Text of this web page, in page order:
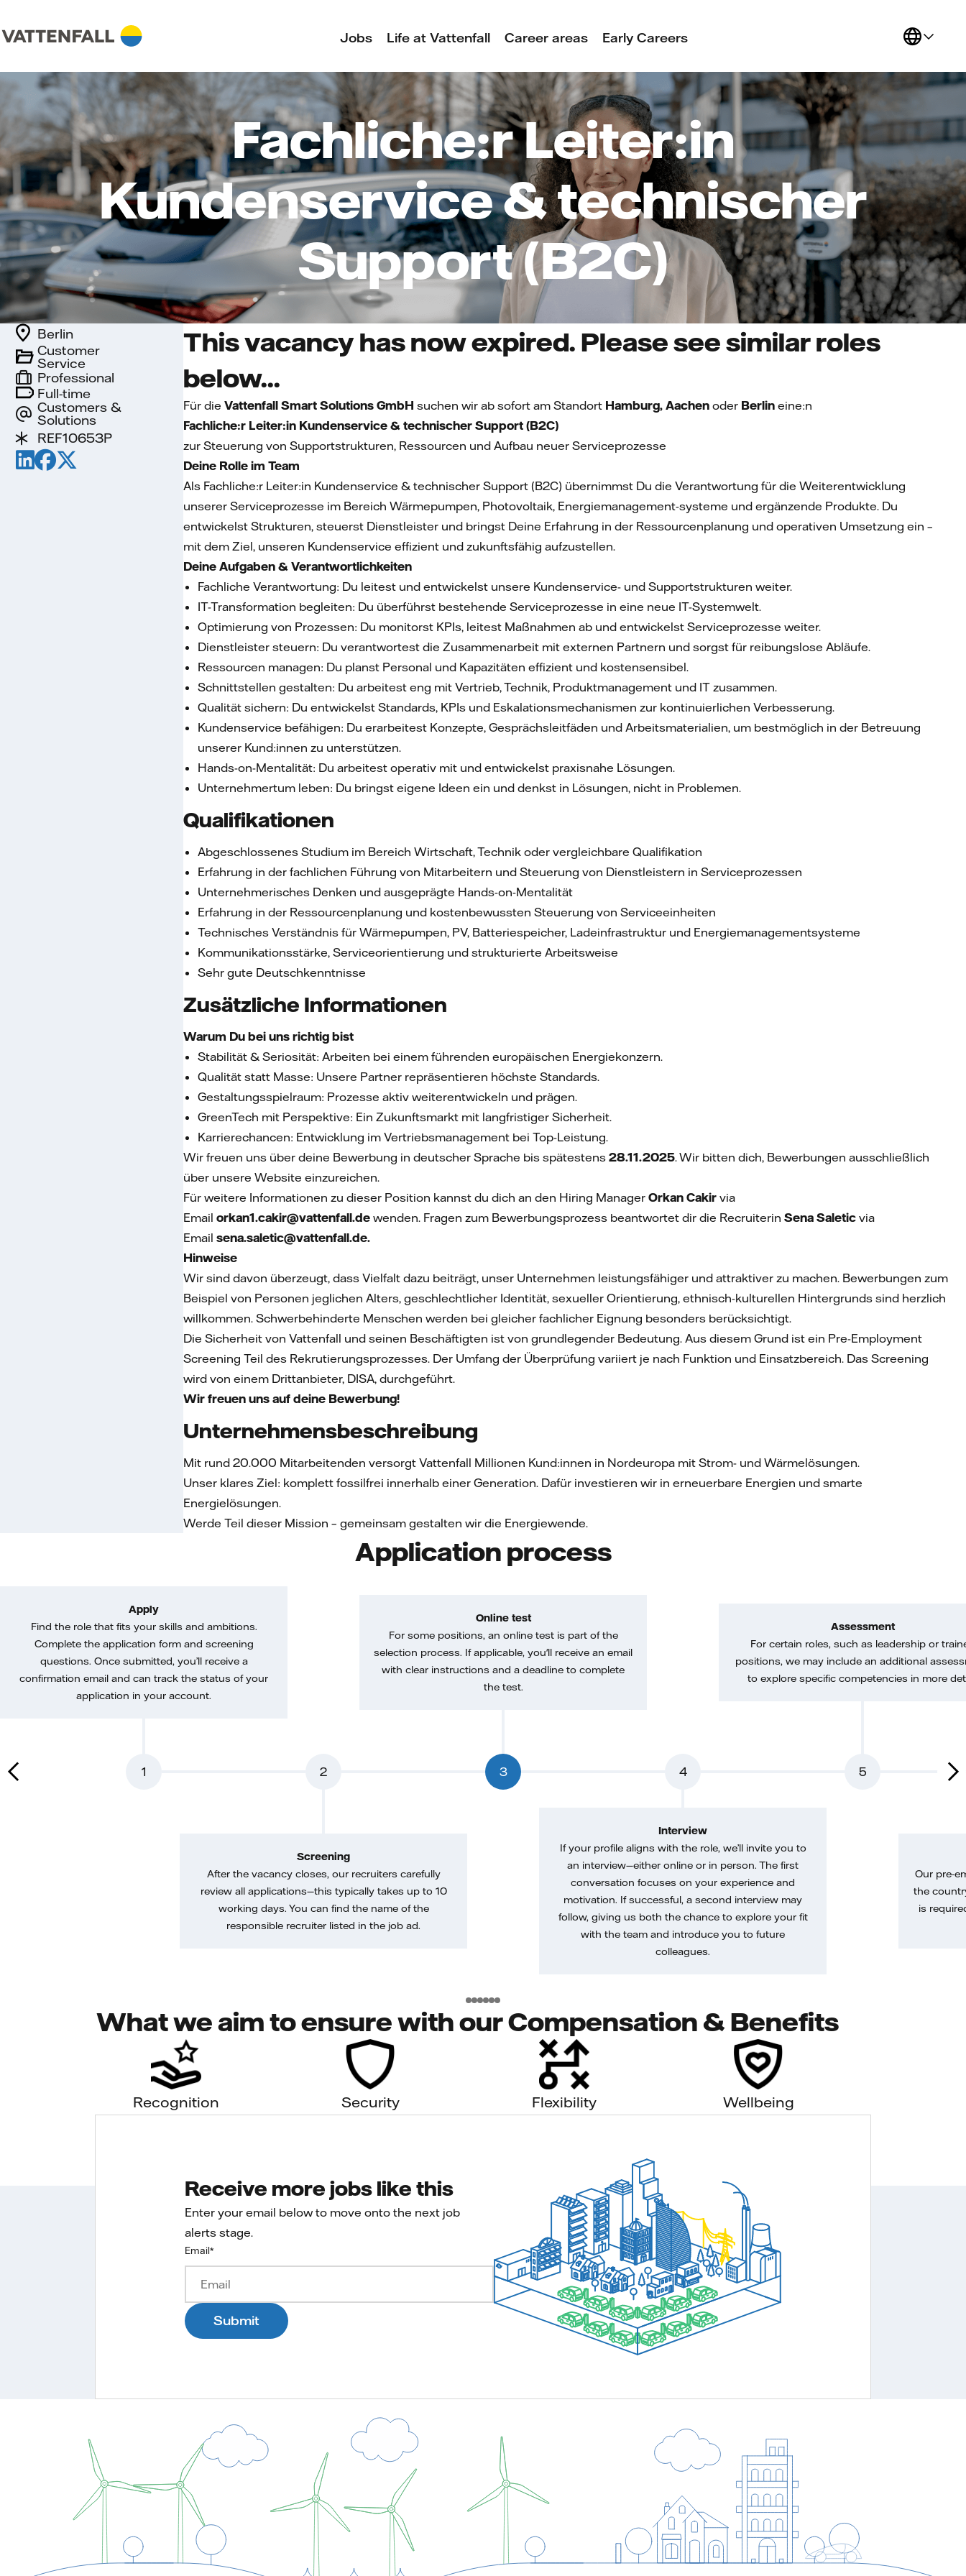
Jobs Life at Vattenfall Career areas Early Careers
Fachliche:r Leiter:in
Kundenservice & technischer
Support (B2C)
Full-time
Customers &
Solutions
Customer
Service
Berlin
Professional
REF10653P
This vacancy has now expired. Please see similar roles
below...
Für dieVattenfall Smart Solutions GmbHsuchen wir ab sofort am Standort Hamburg, Aachenoder Berlineine:n
Fachliche:r Leiter:in Kundenservice & technischer Support (B2C)
zur Steuerung von Supportstrukturen, Ressourcen und Aufbau neuer Serviceprozesse
Deine Rolle im Team
Als Fachliche:r Leiter:in Kundenservice & technischer Support (B2C) übernimmst Du die Verantwortung für die Weiterentwicklung
unserer Serviceprozesse im Bereich Wärmepumpen, Photovoltaik, Energiemanagement-systeme und ergänzende Produkte. Du
entwickelst Strukturen, steuerst Dienstleister und bringst Deine Erfahrung in der Ressourcenplanung und operativen Umsetzung ein –
mit dem Ziel, unseren Kundenservice effizient und zukunftsfähig aufzustellen.
Deine Aufgaben & Verantwortlichkeiten
Fachliche Verantwortung: Du leitest und entwickelst unsere Kundenservice- und Supportstrukturen weiter.
IT-Transformation begleiten: Du überführst bestehende Serviceprozesse in eine neue IT-Systemwelt.
Optimierung von Prozessen: Du monitorst KPIs, leitest Maßnahmen ab und entwickelst Serviceprozesse weiter.
Dienstleister steuern: Du verantwortest die Zusammenarbeit mit externen Partnern und sorgst für reibungslose Abläufe.
Ressourcen managen: Du planst Personal und Kapazitäten effizient und kostensensibel.
Schnittstellen gestalten: Du arbeitest eng mit Vertrieb, Technik, Produktmanagement und IT zusammen.
Qualität sichern: Du entwickelst Standards, KPIs und Eskalationsmechanismen zur kontinuierlichen Verbesserung.
Kundenservice befähigen: Du erarbeitest Konzepte, Gesprächsleitfäden und Arbeitsmaterialien, um bestmöglich in der Betreuung
unserer Kund:innen zu unterstützen.
Hands-on-Mentalität: Du arbeitest operativ mit und entwickelst praxisnahe Lösungen.
Unternehmertum leben: Du bringst eigene Ideen ein und denkst in Lösungen, nicht in Problemen.
Qualifikationen
Abgeschlossenes Studium im Bereich Wirtschaft, Technik oder vergleichbare Qualifikation
Erfahrung in der fachlichen Führung von Mitarbeitern und Steuerung von Dienstleistern in Serviceprozessen
Unternehmerisches Denken und ausgeprägte Hands-on-Mentalität
Erfahrung in der Ressourcenplanung und kostenbewussten Steuerung von Serviceeinheiten
Technisches Verständnis für Wärmepumpen, PV, Batteriespeicher, Ladeinfrastruktur und Energiemanagementsysteme
Kommunikationsstärke, Serviceorientierung und strukturierte Arbeitsweise
Sehr gute Deutschkenntnisse
Zusätzliche Informationen
Warum Du bei uns richtig bist
Stabilität & Seriosität: Arbeiten bei einem führenden europäischen Energiekonzern.
Qualität statt Masse: Unsere Partner repräsentieren höchste Standards.
Gestaltungsspielraum: Prozesse aktiv weiterentwickeln und prägen.
GreenTech mit Perspektive: Ein Zukunftsmarkt mit langfristiger Sicherheit.
Karrierechancen: Entwicklung im Vertriebsmanagement bei Top-Leistung.
Wir freuen uns über deine Bewerbung in deutscher Sprache bis spätestens28.11.2025. Wir bitten dich, Bewerbungen ausschließlich
über unsere Website einzureichen.
Für weitere Informationen zu dieser Position kannst du dich an den Hiring ManagerOrkan Cakir via
Email orkan1.cakir@vattenfall.dewenden. Fragen zum Bewerbungsprozess beantwortet dir die RecruiterinSena Saletic via
Emailsena.saletic@vattenfall.de.
Hinweise
Wir sind davon überzeugt, dass Vielfalt dazu beiträgt, unser Unternehmen leistungsfähiger und attraktiver zu machen. Bewerbungen zum
Beispiel von Personen jeglichen Alters, geschlechtlicher Identität, sexueller Orientierung, ethnisch-kulturellen Hintergrunds sind herzlich
willkommen. Schwerbehinderte Menschen werden bei gleicher fachlicher Eignung besonders berücksichtigt.
Die Sicherheit von Vattenfall und seinen Beschäftigten ist von grundlegender Bedeutung. Aus diesem Grund ist ein Pre-Employment
Screening Teil des Rekrutierungsprozesses. Der Umfang der Überprüfung variiert je nach Funktion und Einsatzbereich. Das Screening
wird von einem Drittanbieter, DISA, durchgeführt.
Wir freuen uns auf deine Bewerbung!
Unternehmensbeschreibung
Mit rund 20.000 Mitarbeitenden versorgt Vattenfall Millionen Kund:innen in Nordeuropa mit Strom- und Wärmelösungen.
Unser klares Ziel: komplett fossilfrei innerhalb einer Generation. Dafür investieren wir in erneuerbare Energien und smarte
Energielösungen.
Werde Teil dieser Mission – gemeinsam gestalten wir die Energiewende.
Application process
1
Apply
Find the role that fits your skills and ambitions.
Complete the application form and screening
questions. Once submitted, you’ll receive a
confirmation email and can track the status of your
application in your account.
2
Screening
After the vacancy closes, our recruiters carefully
review all applications—this typically takes up to 10
working days. You can find the name of the
responsible recruiter listed in the job ad.
3
Online test
For some positions, an online test is part of the
selection process. If applicable, you'll receive an email
with clear instructions and a deadline to complete
the test.
4
Interview
If your profile aligns with the role, we’ll invite you to
an interview—either online or in person. The first
conversation focuses on your experience and
motivation. If successful, a second interview may
follow, giving us both the chance to explore your fit
with the team and introduce you to future
colleagues.
5
Assessment
For certain roles, such as leadership or
positions, we may include an additional
to explore specific competencies in more
Our pre-
the
is
What we aim to ensure with our Compensation & Benefits
Recognition Security Flexibility Wellbeing
Receive more jobs like this
Enter your email below to move onto the next job
alerts stage.
Email*
Submit